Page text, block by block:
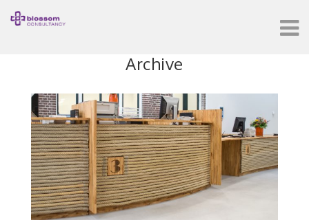
Archive